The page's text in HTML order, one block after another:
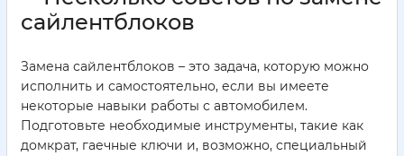
сайлентблоков
Замена сайлентблоков – это задача, которую можно
исполнить и самостоятельно, если вы имеете
некоторые навыки работы с автомобилем.
Подготовьте необходимые инструменты, такие как
домкрат, гаечные ключи и, возможно, специальный